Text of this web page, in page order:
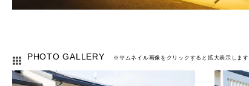
PHOTO GALLERY ※サムネイル画像をクリックすると拡大表示します